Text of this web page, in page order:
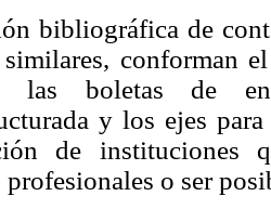
bibliográfica de
similares, conforman
las boletas de
y los ejes
de instituciones
profesionales o ser